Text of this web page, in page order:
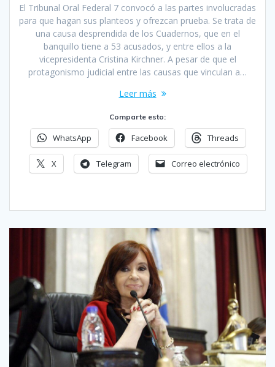
El Tribunal Oral Federal 7 convocó a las partes involucradas
para que hagan sus planteos y ofrezcan prueba. Se trata de
una causa desprendida de los Cuadernos, que en el
banquillo tiene a 53 acusados, y entre ellos a la
vicepresidenta Cristina Kirchner. A pesar de que el
protagonismo judicial entre las causas que vinculan a…
Leer más
Comparte esto:
WhatsApp Facebook Threads
X Telegram Correo electrónico